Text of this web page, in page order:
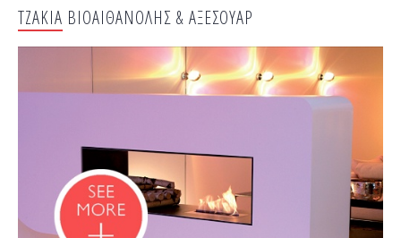
ΤΖΑΚΙΑ ΒΙΟΑΙΘΑΝΟΛΗΣ & ΑΞΕΣΟΥΑΡ